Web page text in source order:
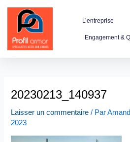
contenu
L’entreprise
Engagement &
20230213_140937
Laisser un commentaire / Par
2023